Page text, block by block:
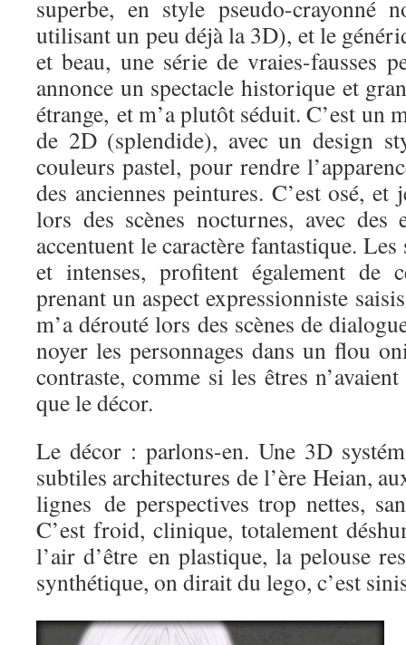
superbe, en style pseudo-crayonné
utilisant un peu déjà la 3D), et le
et beau, une série de vraies-fausses
annonce un spectacle historique et
étrange, et m’a plutôt séduit. C’est un
de 2D (splendide), avec un design
couleurs pastel, pour rendre
des anciennes peintures. C’est osé, et
lors des scènes nocturnes, avec
accentuent le caractère fantastique. Les
et intenses, profitent également de
prenant un aspect expressionniste
m’a dérouté lors des scènes de
noyer les personnages dans un flou
contraste, comme si les êtres
que le décor.
Le décor : parlons-en. Une 3D
subtiles architectures de l’ère Heian,
lignes de perspectives trop nettes,
C’est froid, clinique, totalement
l’air d’être en plastique, la pelouse
synthétique, on dirait du lego, c’est